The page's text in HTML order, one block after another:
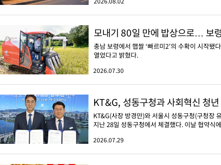
모내기 80일 만에 밥상으로… 보
충남 보령에서 햅쌀 ‘빠르미2’의 수확이 시작됐
열었다고 밝혔다.
2026.07.30
KT&G, 성동구청과 사회혁신 청
KT&G(사장 방경만)와 서울시 성동구청(구청장
지난 28일 성동구청에서 체결했다. 이날 협약식
2026.07.29